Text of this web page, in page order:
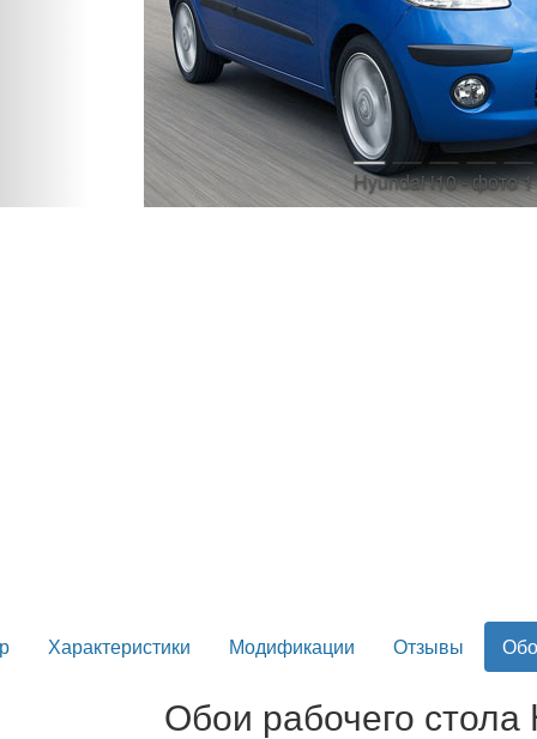
Hyundai i10 - фото 1
Характеристики Модификации Отзывы
Обои рабочего